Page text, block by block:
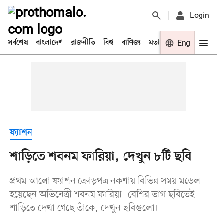
Login
সর্বশেষ বাংলাদেশ রাজনীতি বিশ্ব বাণিজ্য মতামত খেলা
Eng
ফ্যাশন
শাড়িতে শবনম ফারিয়া, দেখুন ৮টি ছবি
প্রথম আলো ফ্যাশন ক্রোড়পত্র নকশায় বিভিন্ন সময় মডেল
হয়েছেন অভিনেত্রী শবনম ফারিয়া। বেশির ভাগ ছবিতেই
শাড়িতে দেখা গেছে তাঁকে, দেখুন ছবিগুলো।